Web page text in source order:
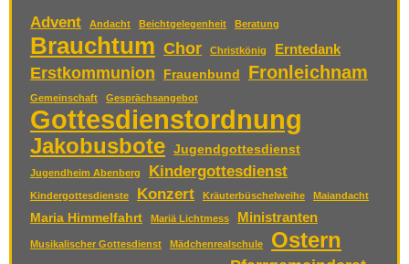
Advent Andacht Beichtgelegenheit Beratung
Brauchtum Chor Christkönig Erntedank
Erstkommunion Frauenbund Fronleichnam
Gemeinschaft Gesprächsangebot
Gottesdienstordnung
Jakobusbote Jugendgottesdienst
Jugendheim Abenberg Kindergottesdienst
Kindergottesdienste Konzert Kräuterbüschelweihe Maiandacht
Maria Himmelfahrt Mariä Lichtmess Ministranten
Musikalischer Gottesdienst Mädchenrealschule Ostern